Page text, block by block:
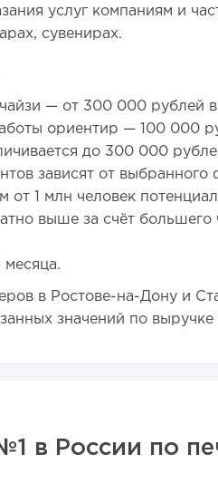
услуг компаниям и
сувенирах.
— от 300 000 рублей в
ориентир — 100 000
до 300 000
зависят от выбранного
от 1 млн человек
выше за счёт большего
в Ростове-на-Дону и
значений по
в России по